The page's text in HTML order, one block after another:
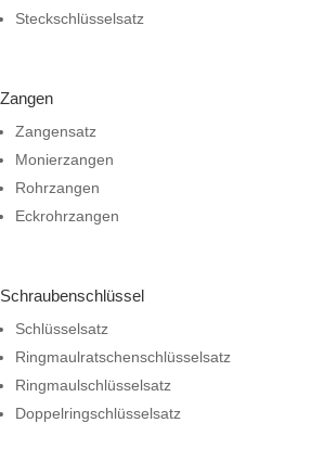
Steckschlüsselsatz
Zangen
Zangensatz
Monierzangen
Rohrzangen
Eckrohrzangen
Schraubenschlüssel
Schlüsselsatz
Ringmaulratschenschlüsselsatz
Ringmaulschlüsselsatz
Doppelringschlüsselsatz